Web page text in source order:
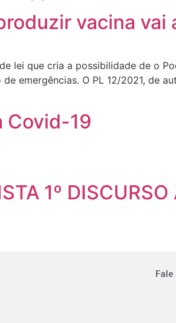
vacina vai
lei que cria a possibilidade de o
emergências. O PL 12/2021, de
Covid-19
1º DISCURSO